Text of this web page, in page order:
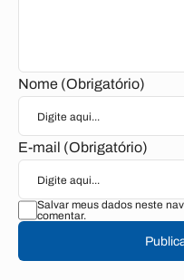
Nome (Obrigatório)
E-mail (Obrigatório)
Salvar meus dados neste
comentar.